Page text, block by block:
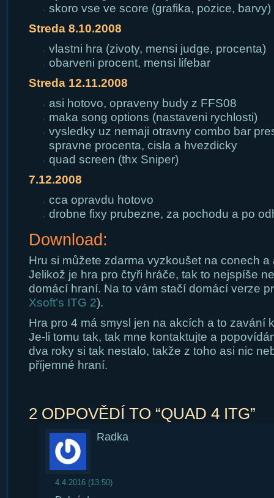
skoro vse ve score (grafika, pozice, barvy)
Streda 8.10.2008
vlastni hra (zivoty, mensi judge, procenta)
obarveni procent, mensi lifebar
Streda 12.11.2008
asi hotovo, opraveny budy z FFS08
maka song options (nastaveni rychlosti)
vysledky uz nemaji otravny combo bar
spravne procenta, cisla a hvezdicky
quad screen (thx Sniper)
7.12.2008
cca opravdu hotovo
drobne fixy prubezne, za pochodu a po
Download:
Hru si můžete zdarma vyzkoušet na conech a
Jelikož je hra pro čtyři hráče, tak to nejspíše
domácí hraní. Na to vám stačí domácí verze
Xsoft’s ITG 2).
Hra pro 4 má smysl jen na akcích a to zavání
Je-li tomu tak, tak mne kontaktujte a
dva roky si tak nestalo, takže z toho asi nic
příjemné hraní.
2 ODPOVĚDÍ TO “QUAD 4 ITG”
Radka
4.4.2016 (13:50)